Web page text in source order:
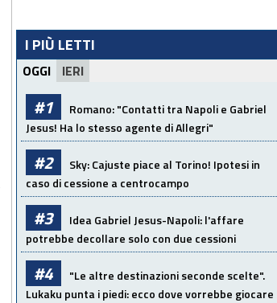
I PIÙ LETTI
OGGI IERI
#1
Romano: "Contatti tra Napoli e Gabriel
Jesus! Ha lo stesso agente di Allegri"
#2
Sky: Cajuste piace al Torino! Ipotesi in
caso di cessione a centrocampo
#3
Idea Gabriel Jesus-Napoli: l'affare
potrebbe decollare solo con due cessioni
#4
"Le altre destinazioni seconde scelte".
Lukaku punta i piedi: ecco dove vorrebbe giocare